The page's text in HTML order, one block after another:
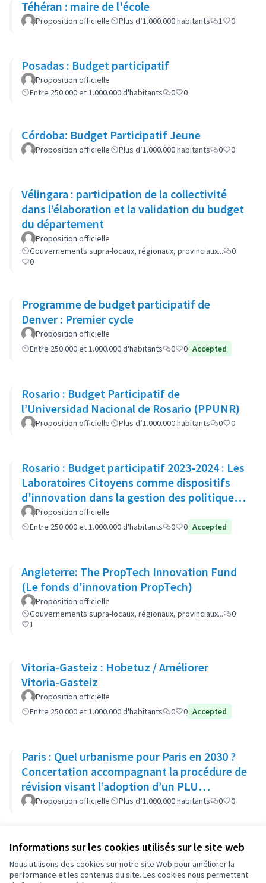
Informations sur les cookies utilisés sur le site web
Nous utilisons des cookies sur notre site Web pour améliorer la
performance et les contenus du site. Les cookies nous permettent
Téhéran : maire de l'école
Proposition officielle Plus d’1.000.000 habitants 1 0
Posadas : Budget participatif
Proposition officielle
Entre 250.000 et 1.000.000 d'habitants
0 0
Córdoba: Budget Participatif Jeune
Proposition officielle Plus d’1.000.000 habitants 0 0
Vélingara : participation de la collectivité
dans l’élaboration et la validation du budget
du département
Proposition officielle
Gouvernements supra-locaux, régionaux, provinciaux...
0
0
Programme de budget participatif de
Denver : Premier cycle
Proposition officielle
Entre 250.000 et 1.000.000 d'habitants
0 0 Accepted
Rosario : Budget Participatif de
l’Universidad Nacional de Rosario (PPUNR)
Proposition officielle Plus d’1.000.000 habitants 0 0
Rosario : Budget participatif 2023-2024 : Les
Laboratoires Citoyens comme dispositifs
d'innovation dans la gestion des politiques
publiques
Proposition officielle
Entre 250.000 et 1.000.000 d'habitants
0 0 Accepted
Angleterre: The PropTech Innovation Fund
(Le fonds d'innovation PropTech)
Proposition officielle
Gouvernements supra-locaux, régionaux, provinciaux...
0
1
Vitoria-Gasteiz : Hobetuz / Améliorer
Vitoria-Gasteiz
Proposition officielle
Entre 250.000 et 1.000.000 d'habitants
0 0 Accepted
Paris : Quel urbanisme pour Paris en 2030 ?
Concertation accompagnant la procédure de
révision visant l’adoption d’un PLU
bioclimatique
Proposition officielle Plus d’1.000.000 habitants 0 0
Conditions d'utilisation
Paramètres des cookies
OIDP sur XOIDP sur Facebook
OIDP sur YouTube